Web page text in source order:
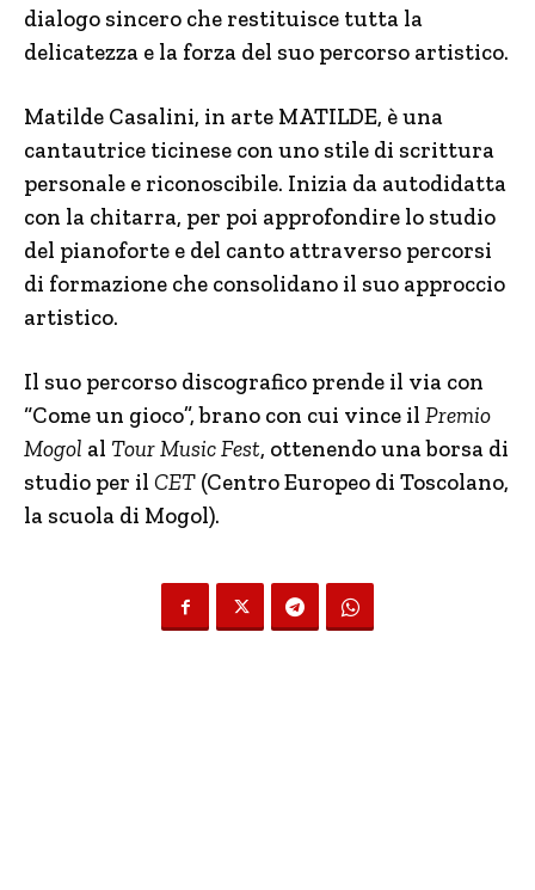
dialogo sincero che restituisce tutta la
delicatezza e la forza del suo percorso artistico.
Matilde Casalini, in arte MATILDE, è una
cantautrice ticinese con uno stile di scrittura
personale e riconoscibile. Inizia da autodidatta
con la chitarra, per poi approfondire lo studio
del pianoforte e del canto attraverso percorsi
di formazione che consolidano il suo approccio
artistico.
Il suo percorso discografico prende il via con
“Come un gioco”, brano con cui vince il Premio
Mogol al Tour Music Fest, ottenendo una borsa di
studio per il CET (Centro Europeo di Toscolano,
la scuola di Mogol).